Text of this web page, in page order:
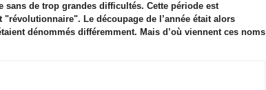
sans de trop grandes difficultés. Cette période est
Le découpage de l’année était alors
dénommés différemment. Mais d’où viennent ces noms